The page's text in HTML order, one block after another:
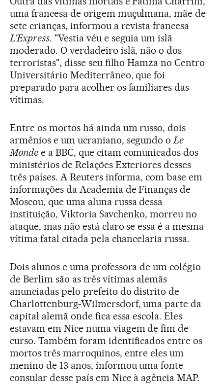
uma francesa de origem muçulmana, mãe de
sete crianças, informou a revista francesa
L’Express. "Vestia véu e seguia um islã
moderado. O verdadeiro islã, não o dos
terroristas", disse seu filho Hamza no Centro
Universitário Mediterrâneo, que foi
preparado para acolher os familiares das
vítimas.
Entre os mortos há ainda um russo, dois
armênios e um ucraniano, segundo oLe
Mondee a BBC, que citam comunicados dos
ministérios de Relações Exteriores desses
três países. A Reuters informa, com base em
informações da Academia de Finanças de
Moscou, que uma aluna russa dessa
instituição, Viktoria Savchenko, morreu no
ataque, mas não está claro se essa é a mesma
vítima fatal citada pela chancelaria russa.
Dois alunos e uma professora de um colégio
de Berlim são as três vítimas alemãs
anunciadas pelo prefeito do distrito de
Charlottenburg-Wilmersdorf, uma parte da
capital alemã onde fica essa escola. Eles
estavam em Nice numa viagem de fim de
curso. Também foram identificados entre os
mortos três marroquinos, entre eles um
menino de 13 anos, informou uma fonte
consular desse país em Nice à agência MAP.